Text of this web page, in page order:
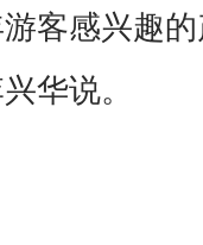
客感兴趣
华说。